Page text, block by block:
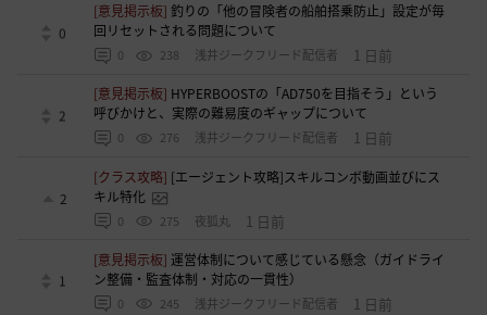
0
[意見掲示板]釣りの「他の冒険者の船舶搭乗防止」設定が毎
回リセットされる問題について
0 238 浅井ジークフリード配信者 1 日前
2
[意見掲示板] HYPERBOOSTの「AD750を目指そう」という
呼びかけと、実際の難易度のギャップについて
0 276 浅井ジークフリード配信者 1 日前
2
[クラス攻略] [エージェント攻略]スキルコンボ動画並びにス
キル特化
0 275 夜狐丸 1 日前
1
[意見掲示板]運営体制について感じている懸念（ガイドライ
ン整備・監査体制・対応の一貫性）
0 245 浅井ジークフリード配信者 1 日前